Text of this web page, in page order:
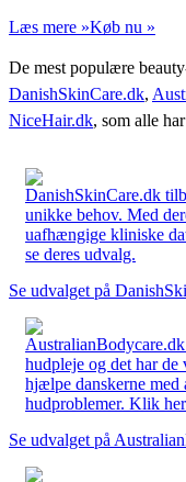
Læs mere »Køb nu »
De mest populære
DanishSkinCare.dk,
NiceHair.dk, som alle
DanishSkinCare.dk
unikke behov. Med
uafhængige kliniske
se deres udvalg.
Se udvalget på
hudpleje og det har de
hjælpe danskerne med
hudproblemer. Klik
Se udvalget på